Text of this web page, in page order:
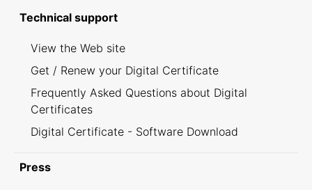
Technical support
View the Web site
Get / Renew your Digital Certificate
Frequently Asked Questions about Digital
Certificates
Digital Certificate - Software Download
Press